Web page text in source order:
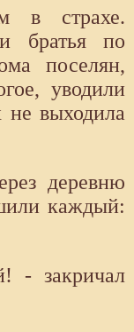
в страхе.
братья по
поселян,
уводили
выходила
деревню
каждый:
- закричал